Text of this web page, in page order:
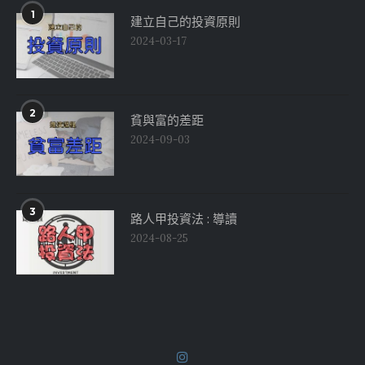
1 建立自己的投資原則
2024-03-17
2 貧與富的差距
2024-09-03
3 路人甲投資法 : 導讀
2024-08-25